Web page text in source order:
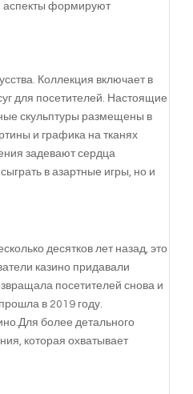
аспекты формируют
Коллекция включает в
для посетителей. Настоящие
скульптуры размещены в
и графика на тканях
задевают сердца
в азартные игры, но и
десятков лет назад, это
казино придавали
посетителей снова и
в 2019 году.
более детального
которая охватывает